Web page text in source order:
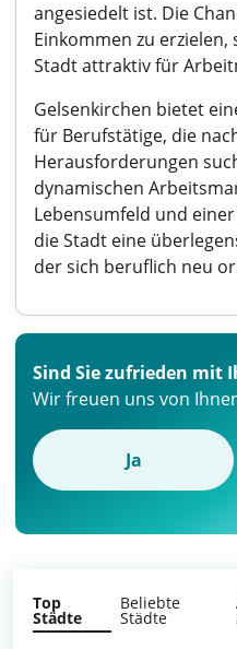
angesiedelt ist. Die
Einkommen zu
Stadt attraktiv für
Gelsenkirchen bietet
für Berufstätige, die
Herausforderungen
dynamischen
Lebensumfeld und
die Stadt eine
der sich beruflich neu
Sind Sie zufrieden mit
Wir freuen uns von
Ja
Top
Städte
Beliebte
Städte